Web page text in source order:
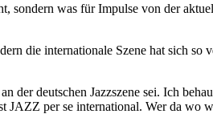
was für Impulse von der
die internationale Szene hat sich so
deutschen Jazzszene sei. Ich
JAZZ per se international. Wer da wo